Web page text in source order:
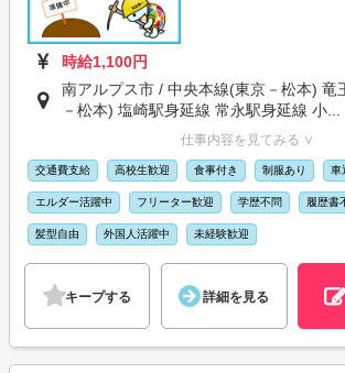
時給1,100円
南アルプス市 / 中央本線(東京－松本) 竜
－松本) 塩崎駅身延線 常永駅身延線 小...
仕事内容を見てみる ∨
交通費支給 高校生歓迎 食事付き 制服あり 車
エルダー活躍中 フリーター歓迎 学歴不問 履歴書
髪型自由 外国人活躍中 未経験歓迎
キープする 詳細を見る